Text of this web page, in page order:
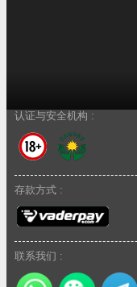
认证与安全机构 :
存款方式 :
联系我们 :